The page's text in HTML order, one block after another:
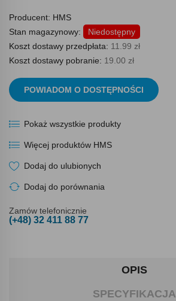
Producent: HMS
Stan magazynowy:
Niedostępny
Koszt dostawy przedpłata: 11.99 zł
Koszt dostawy pobranie: 19.00 zł
POWIADOM O DOSTĘPNOŚCI
Pokaż wszystkie produkty
Więcej produktów HMS
Dodaj do ulubionych
Dodaj do porównania
Zamów telefonicznie
(+48) 32 411 88 77
OPIS
SPECYFIKACJA